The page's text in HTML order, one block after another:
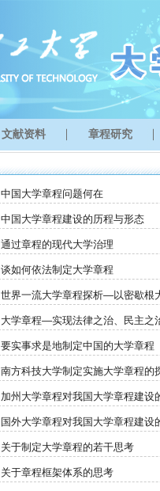
文献资料 章程研究
中国大学章程问题何在
中国大学章程建设的历程与形态
通过章程的现代大学治理
谈如何依法制定大学章程
世界一流大学章程探析—以密歇根
大学章程—实现法律之治、民主之
要实事求是地制定中国的大学章程
南方科技大学制定实施大学章程的
加州大学章程对我国大学章程建设
国外大学章程对我国大学章程建设
关于制定大学章程的若干思考
关于章程框架体系的思考